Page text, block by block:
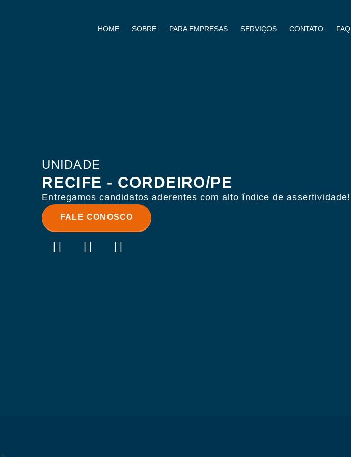
HOME SOBRE PARA EMPRESAS SERVIÇOS CONTATO FAQ
UNIDADE
RECIFE - CORDEIRO/PE
Entregamos candidatos aderentes com alto índice de assertividade!
FALE CONOSCO